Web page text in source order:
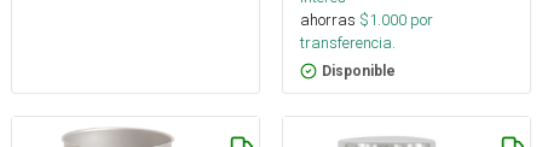
ahorras $1.000 por
transferencia.
Disponible